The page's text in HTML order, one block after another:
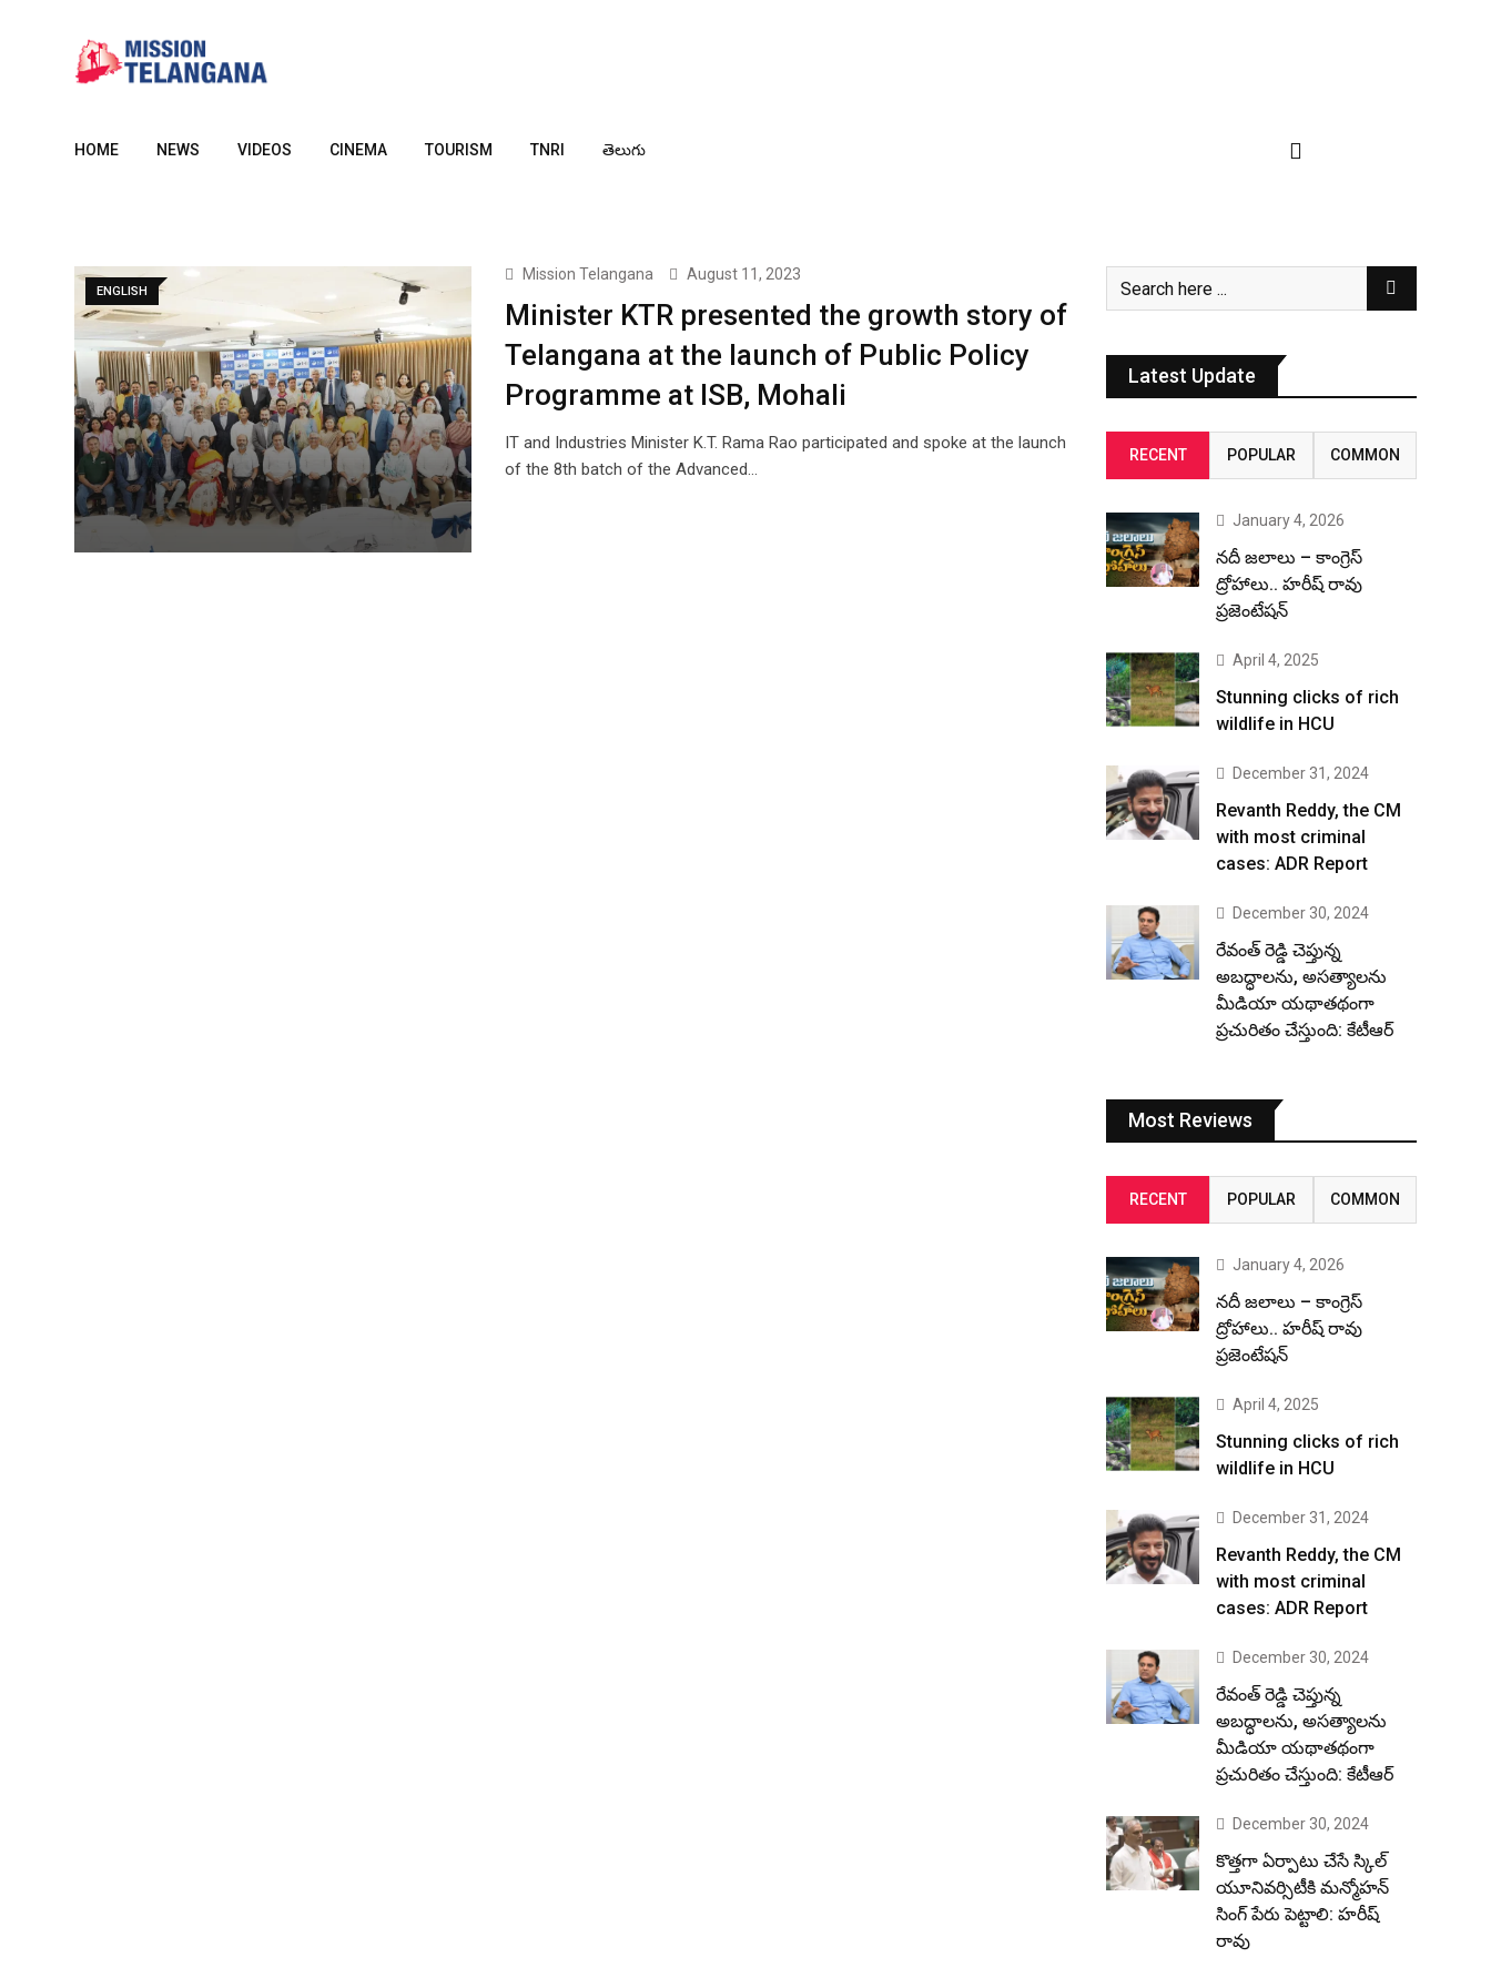
HOME NEWS VIDEOS CINEMA TOURISM TNRI తెలుగు
ENGLISH
Mission Telangana August 11, 2023
Minister KTR presented the growth story of
Telangana at the launch of Public Policy
Programme at ISB, Mohali
IT and Industries Minister K.T. Rama Rao participated and spoke at the launch
of the 8th batch of the Advanced…
Latest Update
RECENT POPULAR COMMON
January 4, 2026
నదీ జలాలు – కాంగ్రెస్
ద్రోహాలు.. హరీష్ రావు
ప్రజెంటేషన్
April 4, 2025
Stunning clicks of rich
wildlife in HCU
December 31, 2024
Revanth Reddy, the CM
with most criminal
cases: ADR Report
December 30, 2024
రేవంత్ రెడ్డి చెప్తున్న
అబద్ధాలను, అసత్యాలను
మీడియా యథాతథంగా
ప్రచురితం చేస్తుంది: కేటీఆర్
Most Reviews
RECENT POPULAR COMMON
January 4, 2026
నదీ జలాలు – కాంగ్రెస్
ద్రోహాలు.. హరీష్ రావు
ప్రజెంటేషన్
April 4, 2025
Stunning clicks of rich
wildlife in HCU
December 31, 2024
Revanth Reddy, the CM
with most criminal
cases: ADR Report
December 30, 2024
రేవంత్ రెడ్డి చెప్తున్న
అబద్ధాలను, అసత్యాలను
మీడియా యథాతథంగా
ప్రచురితం చేస్తుంది: కేటీఆర్
December 30, 2024
కొత్తగా ఏర్పాటు చేసే స్కిల్
యూనివర్సిటీకి మన్మోహన్
సింగ్ పేరు పెట్టాలి: హరీష్
రావు